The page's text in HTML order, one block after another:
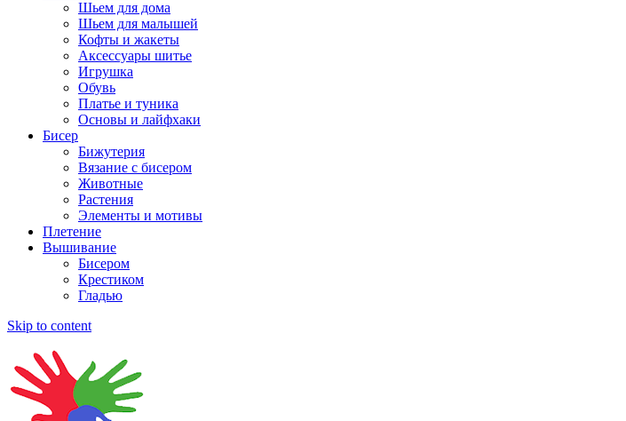
Шьем для дома
Шьем для малышей
Кофты и жакеты
Аксессуары шитье
Игрушка
Обувь
Платье и туника
Основы и лайфхаки
Бисер
Бижутерия
Вязание с бисером
Животные
Растения
Элементы и мотивы
Плетение
Вышивание
Бисером
Крестиком
Гладью
Skip to content